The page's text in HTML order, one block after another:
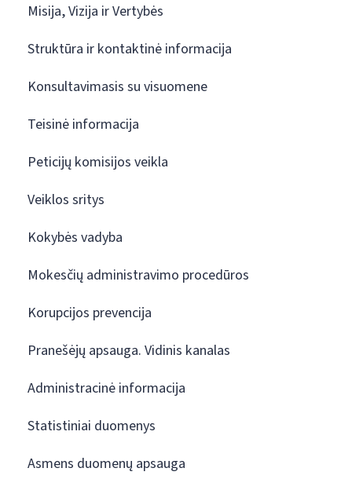
Misija, Vizija ir Vertybės
Struktūra ir kontaktinė informacija
Konsultavimasis su visuomene
Teisinė informacija
Peticijų komisijos veikla
Veiklos sritys
Kokybės vadyba
Mokesčių administravimo procedūros
Korupcijos prevencija
Pranešėjų apsauga. Vidinis kanalas
Administracinė informacija
Statistiniai duomenys
Asmens duomenų apsauga